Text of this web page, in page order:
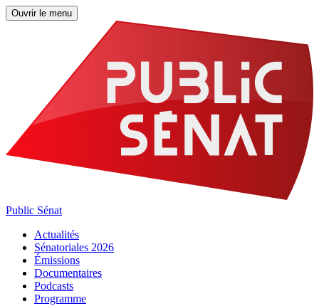
Ouvrir le menu
Public Sénat
Actualités
Sénatoriales 2026
Émissions
Documentaires
Podcasts
Programme